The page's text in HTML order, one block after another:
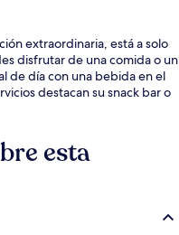
extraordinaria, está a solo
disfrutar de una comida o un
de día con una bebida en el
destacan su snack bar o
esta